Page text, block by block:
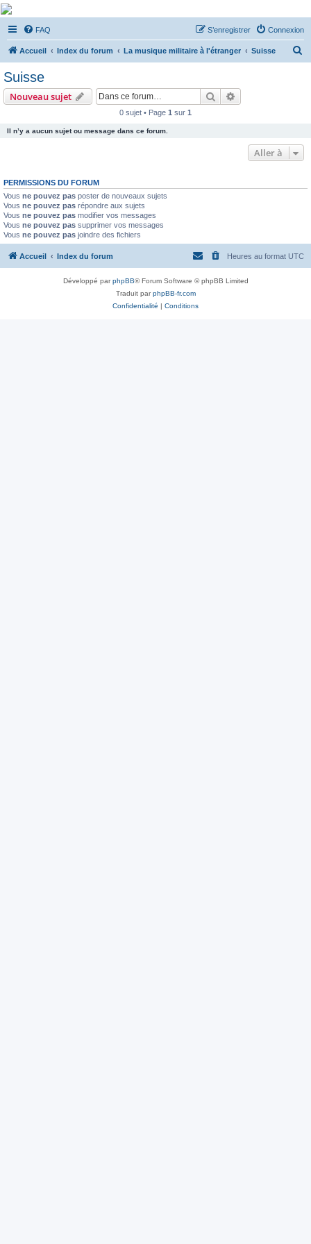
De Musicae Militari -
Forums
Forums de discussions
FAQ Connexion
S’enregistrer
Accueil Index du forum La musique militaire à l'étranger Suisse
Suisse
Nouveau sujet Rechercher
0 sujet • Page 1 sur 1
Il n’y a aucun sujet ou message dans ce forum.
Aller à
PERMISSIONS DU FORUM
Vous ne pouvez pas poster de nouveaux sujets
Vous ne pouvez pas répondre aux sujets
Vous ne pouvez pas modifier vos messages
Vous ne pouvez pas supprimer vos messages
Vous ne pouvez pas joindre des fichiers
Accueil Index du forum Heures au format UTC
Développé parphpBB® Forum Software © phpBB Limited
Traduit parphpBB-fr.com
Confidentialité | Conditions